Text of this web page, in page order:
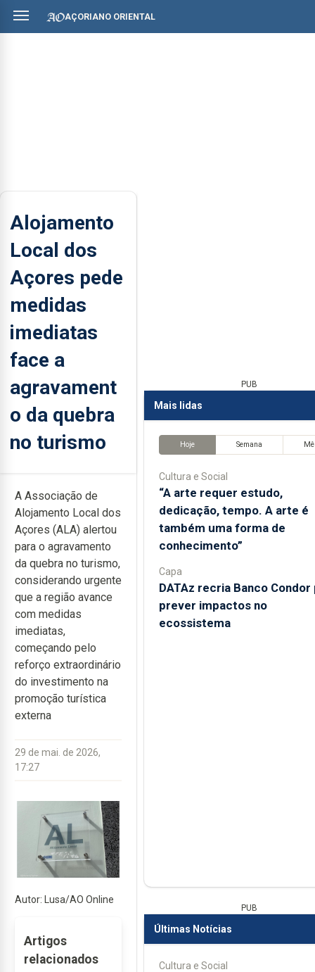
AÇORIANO ORIENTAL
Alojamento
Local dos
Açores pede
medidas
imediatas
face a
agravament
o da quebra
no turismo
A Associação de
Alojamento Local dos
Açores (ALA) alertou
para o agravamento
da quebra no turismo,
considerando urgente
que a região avance
com medidas
imediatas,
começando pelo
reforço extraordinário
do investimento na
promoção turística
externa
29 de mai. de 2026,
17:27
Autor: Lusa/AO Online
Artigos
relacionados
PUB
Mais lidas
Hoje Semana
Cultura e Social
“A arte requer estudo,
dedicação, tempo. A arte é
também uma forma de
conhecimento”
Capa
DATAz recria Banco Condor
prever impactos no
ecossistema
PUB
Últimas Notícias
Cultura e Social